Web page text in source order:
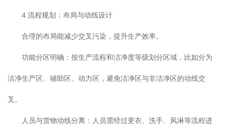
4.流程规划：布局与动线设计
合理的布局能减少交叉污染，提升生产效率。
功能分区明确：按生产流程和洁净度等级划分区域，比如分为
洁净生产区、辅助区、动力区，避免洁净区与非洁净区的动线交
叉。
人员与货物动线分离：人员需经过更衣、洗手、风淋等流程进